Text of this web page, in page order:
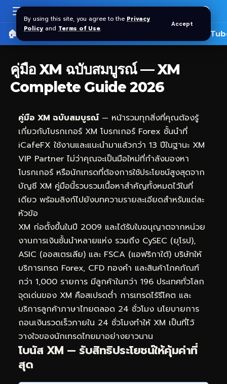
By using this site, you agree to the Privacy
Policy and Terms of Use.
Accept
🏠 หน้าแรก ราคาทอง SPDR 🎬
คู่มือ XM ฉบับสมบูรณ์ — XM
Complete Guide 2026
คู่มือ XM ฉบับสมบูรณ์— หน้ารวมทุกสิ่งที่คุณต้องรู้
เกี่ยวกับโบรกเกอร์ XM โบรกเกอร์ Forex ชั้นนำที่
iCafeFX ใช้งานและแนะนำมาแล้วกว่า 13 ปีในฐานะ XM
VIP Partner ไม่ว่าคุณจะเป็นมือใหม่ที่กำลังมองหา
โบรกเกอร์ หรือนักเทรดที่ต้องการใช้ประโยชน์สูงสุดจาก
บัญชี XM คู่มือนี้รวบรวมเนื้อหาสำคัญทั้งหมดไว้ในที่
เดียว พร้อมลิงก์ไปยังบทความรายละเอียดสำหรับแต่ละ
หัวข้อ
XM ก่อตั้งขึ้นในปี 2009 และได้รับใบอนุญาตจากหน่วย
งานการเงินชั้นนำหลายแห่ง รวมถึง CySEC (ยุโรป),
ASIC (ออสเตรเลีย) และ FSCA (แอฟริกาใต้) บริษัทให้
บริการเทรด Forex, CFD ทองคำ และสินค้าโภคภัณฑ์
กว่า 1,000 รายการ มีลูกค้าในกว่า 196 ประเทศทั่วโลก
จุดเด่นของ XM คือสเปรดต่ำ การเทรดไร้รีโคต และ
บริการลูกค้าภาษาไทยตลอด 24 ชั่วโมง นโยบายการ
ถอนเงินรวดเร็วภายใน 24 ชั่วโมงทำให้ XM เป็นที่ไว้
วางใจของนักเทรดไทยมาอย่างยาวนาน
โบนัส XM — รับสิทธิประโยชน์ให้คุ้มค่าที่
สุด